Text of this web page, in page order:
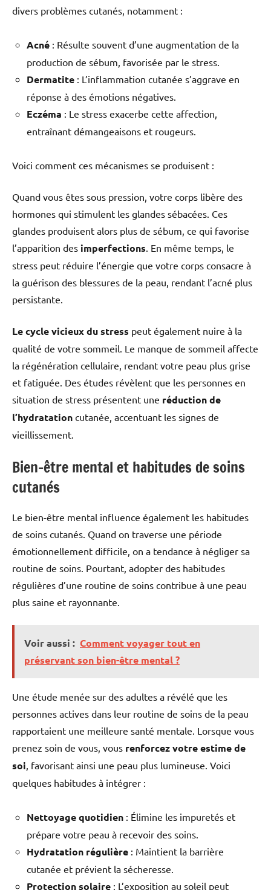
divers problèmes cutanés, notamment :
Acné : Résulte souvent d’une augmentation de la
production de sébum, favorisée par le stress.
Dermatite : L’inflammation cutanée s’aggrave en
réponse à des émotions négatives.
Eczéma : Le stress exacerbe cette affection,
entraînant démangeaisons et rougeurs.
Voici comment ces mécanismes se produisent :
Quand vous êtes sous pression, votre corps libère des
hormones qui stimulent les glandes sébacées. Ces
glandes produisent alors plus de sébum, ce qui favorise
l’apparition des imperfections . En même temps, le
stress peut réduire l’énergie que votre corps consacre à
la guérison des blessures de la peau, rendant l’acné plus
persistante.
Le cycle vicieux du stress peut également nuire à la
qualité de votre sommeil. Le manque de sommeil affecte
la régénération cellulaire, rendant votre peau plus grise
et fatiguée. Des études révèlent que les personnes en
situation de stress présentent une réduction de
l’hydratation cutanée, accentuant les signes de
vieillissement.
Bien-être mental et habitudes de soins
cutanés
Le bien-être mental influence également les habitudes
de soins cutanés. Quand on traverse une période
émotionnellement difficile, on a tendance à négliger sa
routine de soins. Pourtant, adopter des habitudes
régulières d’une routine de soins contribue à une peau
plus saine et rayonnante.
Voir aussi : Comment voyager tout en
préservant son bien-être mental ?
Une étude menée sur des adultes a révélé que les
personnes actives dans leur routine de soins de la peau
rapportaient une meilleure santé mentale. Lorsque vous
prenez soin de vous, vous renforcez votre estime de
soi , favorisant ainsi une peau plus lumineuse. Voici
quelques habitudes à intégrer :
Nettoyage quotidien : Élimine les impuretés et
prépare votre peau à recevoir des soins.
Hydratation régulière : Maintient la barrière
cutanée et prévient la sécheresse.
Protection solaire : L’exposition au soleil peut